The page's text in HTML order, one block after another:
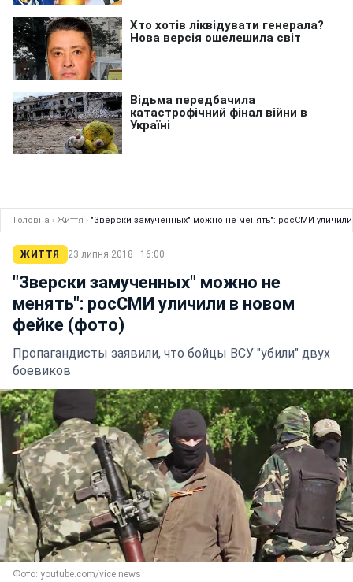
Головна › Життя › "Зверски замученных" можно не менять": росСМИ
ЖИТТЯ 23 липня 2018 · 16:00
"Зверски замученных" можно не
менять": росСМИ уличили в новом
фейке (фото)
Пропагандисты заявили, что бойцы ВСУ "убили" двух
боевиков
Фото: youtube.com/vice news